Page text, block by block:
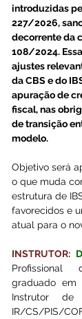
introduzidas
227/2026,
decorrente da
108/2024.
ajustes
da CBS e do
apuração de
fiscal, nas
de transição
modelo.
Objetivo será
o que muda
estrutura de
favorecidos e
atual para o
INSTRUTOR:
Profissional
graduado em
Instrutor
IR/CS/PIS/